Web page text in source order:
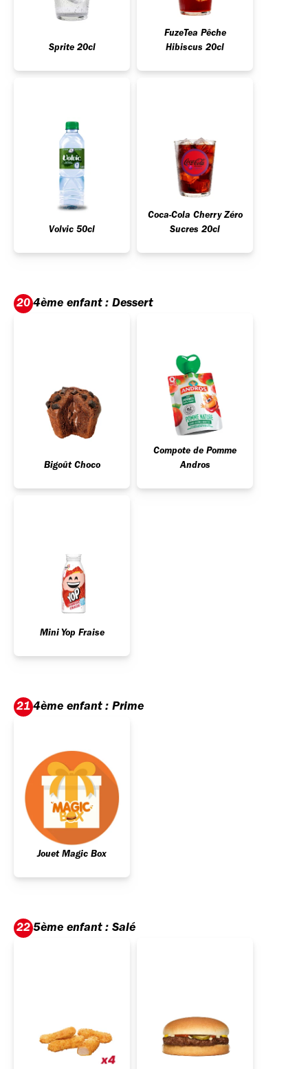
Sprite 20cl
FuzeTea Pêche
Hibiscus 20cl
Volvic 50cl
Coca-Cola Cherry Zéro
Sucres 20cl
20 4ème enfant : Dessert
Bigoût Choco
Compote de Pomme
Andros
Mini Yop Fraise
21 4ème enfant : Prime
Jouet Magic Box
22 5ème enfant : Salé